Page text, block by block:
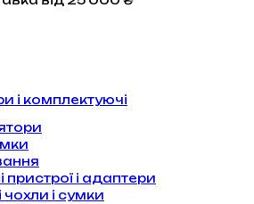
і комплектуючі
пристрої і адаптери
чохли і сумки